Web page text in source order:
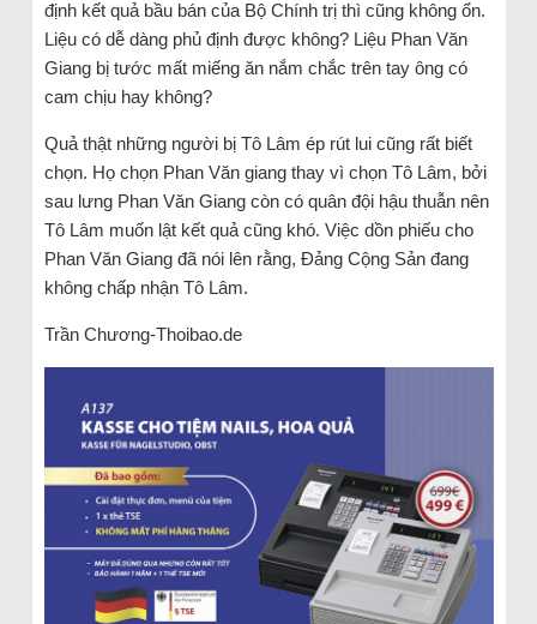
định kết quả bầu bán của Bộ Chính trị thì cũng không ổn.
Liệu có dễ dàng phủ định được không? Liệu Phan Văn
Giang bị tước mất miếng ăn nắm chắc trên tay ông có
cam chịu hay không?
Quả thật những người bị Tô Lâm ép rút lui cũng rất biết
chọn. Họ chọn Phan Văn giang thay vì chọn Tô Lâm, bởi
sau lưng Phan Văn Giang còn có quân đội hậu thuẫn nên
Tô Lâm muốn lật kết quả cũng khó. Việc dồn phiếu cho
Phan Văn Giang đã nói lên rằng, Đảng Cộng Sản đang
không chấp nhận Tô Lâm.
Trần Chương-Thoibao.de